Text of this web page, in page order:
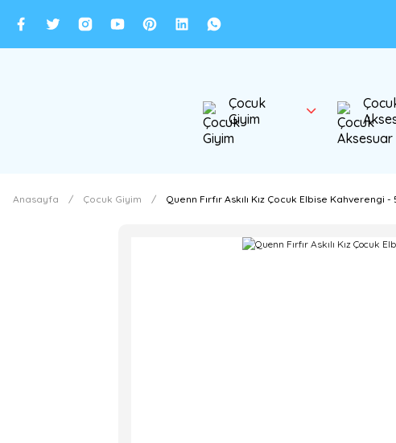
Çocuk
Giyim
Anasayfa Çocuk Giyim Quenn Fırfır Askılı Kız Çocuk Elbise Kahverengi -